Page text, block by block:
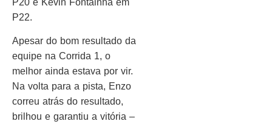
P20 e Kevin Fontainha em
P22.
Apesar do bom resultado da
equipe na Corrida 1, o
melhor ainda estava por vir.
Na volta para a pista, Enzo
correu atrás do resultado,
brilhou e garantiu a vitória –